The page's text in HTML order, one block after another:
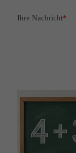
Ihre Nachricht*